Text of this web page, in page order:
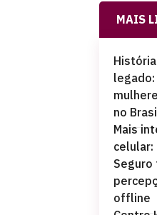
MAIS
no
Mais
celular:
Seguro
offline